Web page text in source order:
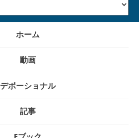
ホーム
動画
デボーショナル
記事